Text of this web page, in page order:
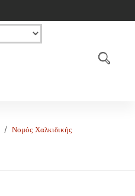
Νομός Χαλκιδικής